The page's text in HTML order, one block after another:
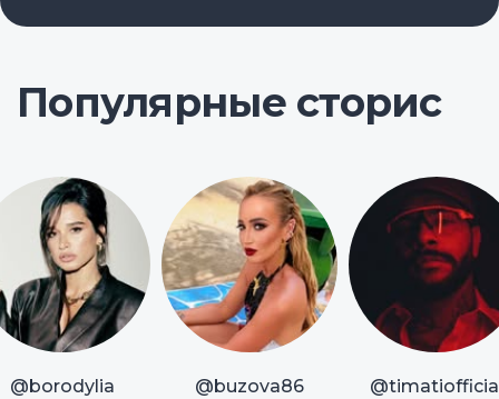
Популярные сторис
@borodylia @buzova86